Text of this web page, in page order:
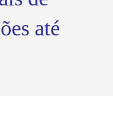
até